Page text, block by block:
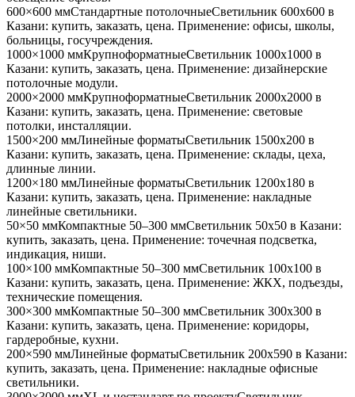
600×600 ммСтандартные потолочныеСветильник 600x600 в
Казани: купить, заказать, цена. Применение: офисы, школы,
больницы, госучреждения.
1000×1000 ммКрупноформатныеСветильник 1000x1000 в
Казани: купить, заказать, цена. Применение: дизайнерские
потолочные модули.
2000×2000 ммКрупноформатныеСветильник 2000x2000 в
Казани: купить, заказать, цена. Применение: световые
потолки, инсталляции.
1500×200 ммЛинейные форматыСветильник 1500x200 в
Казани: купить, заказать, цена. Применение: склады, цеха,
длинные линии.
1200×180 ммЛинейные форматыСветильник 1200x180 в
Казани: купить, заказать, цена. Применение: накладные
линейные светильники.
50×50 ммКомпактные 50–300 ммСветильник 50x50 в Казани:
купить, заказать, цена. Применение: точечная подсветка,
индикация, ниши.
100×100 ммКомпактные 50–300 ммСветильник 100x100 в
Казани: купить, заказать, цена. Применение: ЖКХ, подъезды,
технические помещения.
300×300 ммКомпактные 50–300 ммСветильник 300x300 в
Казани: купить, заказать, цена. Применение: коридоры,
гардеробные, кухни.
200×590 ммЛинейные форматыСветильник 200x590 в Казани:
купить, заказать, цена. Применение: накладные офисные
светильники.